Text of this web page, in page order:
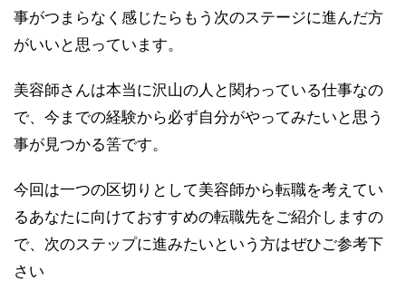
事がつまらなく感じたらもう次のステージに進んだ方
がいいと思っています。
美容師さんは本当に沢山の人と関わっている仕事なの
で、今までの経験から必ず自分がやってみたいと思う
事が見つかる筈です。
今回は一つの区切りとして美容師から転職を考えてい
るあなたに向けておすすめの転職先をご紹介しますの
で、次のステップに進みたいという方はぜひご参考下
さい